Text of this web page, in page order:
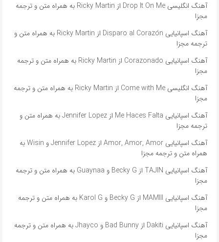
آهنگ انگلیسی Drop It On Me از Ricky Martin به همراه متن و ترجمه
مجزا
آهنگ اسپانیایی Disparo al Corazón از Ricky Martin به همراه متن و
ترجمه مجزا
آهنگ اسپانیایی Corazonado از Ricky Martin به همراه متن و ترجمه
مجزا
آهنگ انگلیسی Come with Me از Ricky Martin به همراه متن و ترجمه
مجزا
آهنگ اسپانیایی Me Haces Falta از Jennifer Lopez به همراه متن و
ترجمه مجزا
آهنگ اسپانیایی Amor, Amor, Amor از Jennifer Lopez و Wisin به
همراه متن و ترجمه مجزا
آهنگ اسپانیایی TAJIN از Becky G و Guaynaa به همراه متن و ترجمه
مجزا
آهنگ اسپانیایی MAMIII از Becky G و Karol G به همراه متن و ترجمه
مجزا
آهنگ اسپانیایی Dakiti از Bad Bunny و Jhayco به همراه متن و ترجمه
مجزا